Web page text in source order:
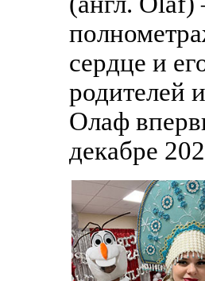
сердце и
родителей
Олаф
декабре